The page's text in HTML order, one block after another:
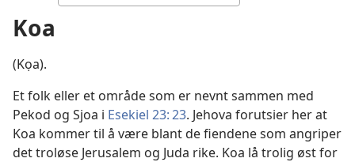
Koa
(Kọa).
Et folk eller et område som er nevnt sammen med
Pekod og Sjoa i Esekiel 23: 23. Jehova forutsier her at
Koa kommer til å være blant de fiendene som angriper
det troløse Jerusalem og Juda rike. Koa lå trolig øst for